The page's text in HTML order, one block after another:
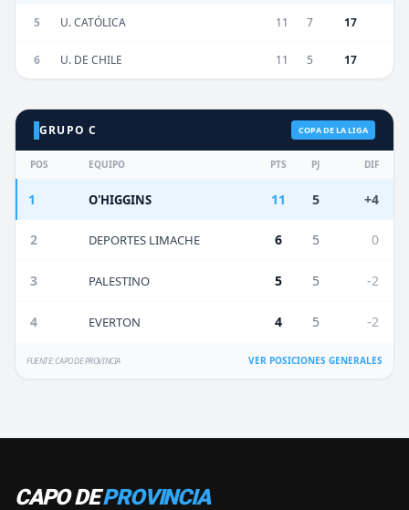
5 U. CATÓLICA 11 7 17
6 U. DE CHILE 11 5 17
GRUPO C COPA DE LA LIGA
POS EQUIPO PTS PJ DIF
1 O'HIGGINS 11 5 +4
2 DEPORTES LIMACHE 6 5 0
3 PALESTINO 5 5 -2
4 EVERTON 4 5 -2
FUENTE: CAPO DE PROVINCIA VER POSICIONES GENERALES
CAPO DEPROVINCIA